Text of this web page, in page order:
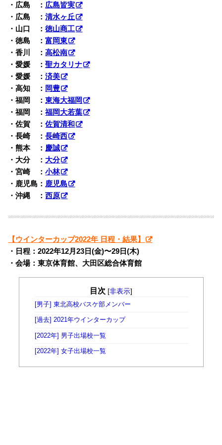
・広島 ： 広島皆実
・広島 ：清水ヶ丘
・山口 ：徳山商工
・徳島 ：富岡東
・香川 ：高松南
・愛媛 ：聖カタリナ
・愛媛 ：済美
・高知 ： 岡豊
・福岡 ：東海大福岡
・福岡 ：福岡大若葉
・佐賀 ：佐賀清和
・長崎 ：長崎西
・熊本 ： 慶誠
・大分 ： 大分
・宮崎 ：小林
・鹿児島： 鹿児島
・沖縄 ：西原
【ウインターカップ2022年 日程・結果】
・日程：2022年12月23日(金)〜29日(木)
・会場：東京体育館、大田区総合体育館
目次 [非表示]
[男子] 東北高校バスケ部メンバー
[過去] 2021年ウインターカップ
[2022年] 男子出場校一覧
[2022年] 女子出場校一覧